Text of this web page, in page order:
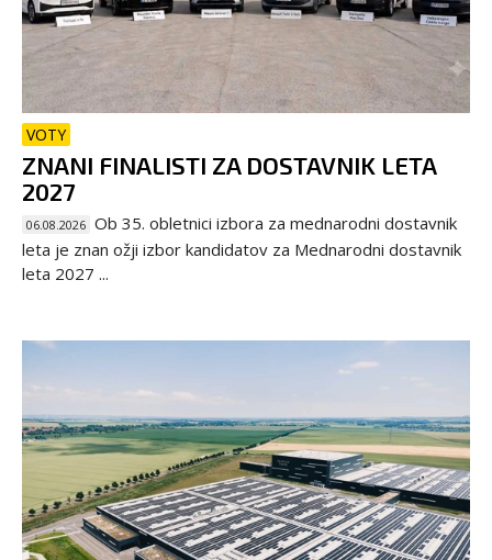
VOTY
ZNANI FINALISTI ZA DOSTAVNIK LETA
2027
06.08.2026 Ob 35. obletnici izbora za mednarodni dostavnik
leta je znan ožji izbor kandidatov za Mednarodni dostavnik
leta 2027 ...